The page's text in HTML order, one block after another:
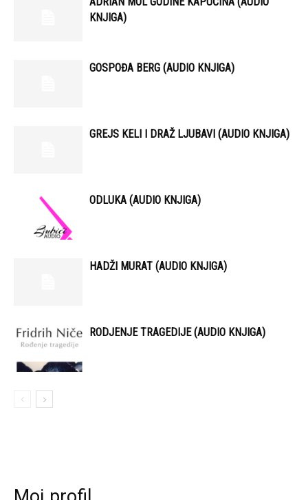
KNJIGA)
GOSPOĐA BERG (AUDIO KNJIGA)
GREJS KELI I DRAŽ LJUBAVI (AUDIO KNJIGA)
ODLUKA (AUDIO KNJIGA)
HADŽI MURAT (AUDIO KNJIGA)
RODJENJE TRAGEDIJE (AUDIO KNJIGA)